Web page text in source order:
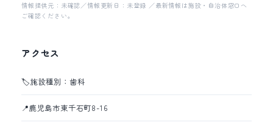
情報提供元：未確認／情報更新日：未登録 ／最新情報は施設・自治体窓口へ
ご確認ください。
アクセス
🏷️施設種別：歯科
📍鹿児島市東千石町8-16